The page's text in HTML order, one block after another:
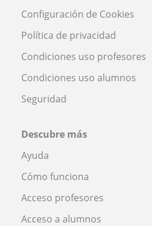
Configuración de Cookies
Política de privacidad
Condiciones uso profesores
Condiciones uso alumnos
Seguridad
Descubre más
Ayuda
Cómo funciona
Acceso profesores
Acceso a alumnos